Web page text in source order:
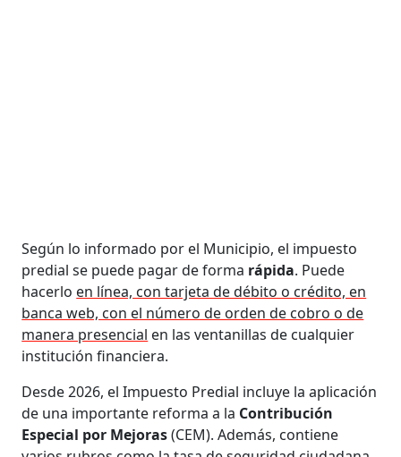
Según lo informado por el Municipio, el impuesto
predial se puede pagar de forma rápida. Puede
hacerlo en línea, con tarjeta de débito o crédito, en
banca web, con el número de orden de cobro o de
manera presencial en las ventanillas de cualquier
institución financiera.
Desde 2026, el Impuesto Predial incluye la aplicación
de una importante reforma a la Contribución
Especial por Mejoras(CEM). Además, contiene